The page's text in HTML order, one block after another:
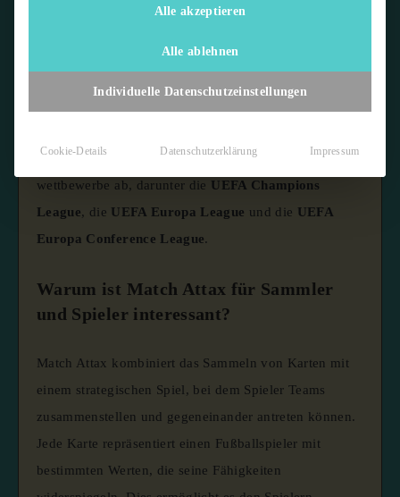
Sammelkartenspiel, das sich auf Fußball bezieht.
verschiedene europäische Fußballligen und -
wettbewerbe ab, darunter die UEFA Champions
League, die UEFA Europa League und die UEFA
Europa Conference League.
Warum ist Match Attax für Sammler
und Spieler interessant?
Match Attax kombiniert das Sammeln von Karten mit
einem strategischen Spiel, bei dem Spieler Teams
zusammenstellen und gegeneinander antreten können.
Jede Karte repräsentiert einen Fußballspieler mit
bestimmten Werten, die seine Fähigkeiten
Alle akzeptieren
Alle ablehnen
Individuelle Datenschutzeinstellungen
Cookie-Details Datenschutzerklärung Impressum